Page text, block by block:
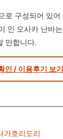
로 구성되어 있어
인 오사카 난바
만합니다.
인 / 이용후기 보기